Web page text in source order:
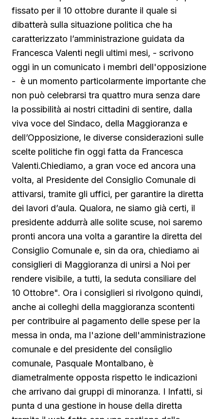
fissato per il 10 ottobre durante il quale si
dibatterà sulla situazione politica che ha
caratterizzato l’amministrazione guidata da
Francesca Valenti negli ultimi mesi, - scrivono
oggi in un comunicato i membri dell'opposizione
- è un momento particolarmente importante che
non può celebrarsi tra quattro mura senza dare
la possibilità ai nostri cittadini di sentire, dalla
viva voce del Sindaco, della Maggioranza e
dell’Opposizione, le diverse considerazioni sulle
scelte politiche fin oggi fatta da Francesca
Valenti.Chiediamo, a gran voce ed ancora una
volta, al Presidente del Consiglio Comunale di
attivarsi, tramite gli uffici, per garantire la diretta
dei lavori d’aula. Qualora, ne siamo già certi, il
presidente addurrà alle solite scuse, noi saremo
pronti ancora una volta a garantire la diretta del
Consiglio Comunale e, sin da ora, chiediamo ai
consiglieri di Maggioranza di unirsi a Noi per
rendere visibile, a tutti, la seduta consiliare del
10 Ottobre". Ora i consiglieri si rivolgono quindi,
anche ai colleghi della maggioranza scontenti
per contribuire al pagamento delle spese per la
messa in onda, ma l'azione dell'amministrazione
comunale e del presidente del consiìglio
comunale, Pasquale Montalbano, è
diametralmente opposta rispetto le indicazioni
che arrivano dai gruppi di minoranza. I Infatti, si
punta d una gestione in house della diretta